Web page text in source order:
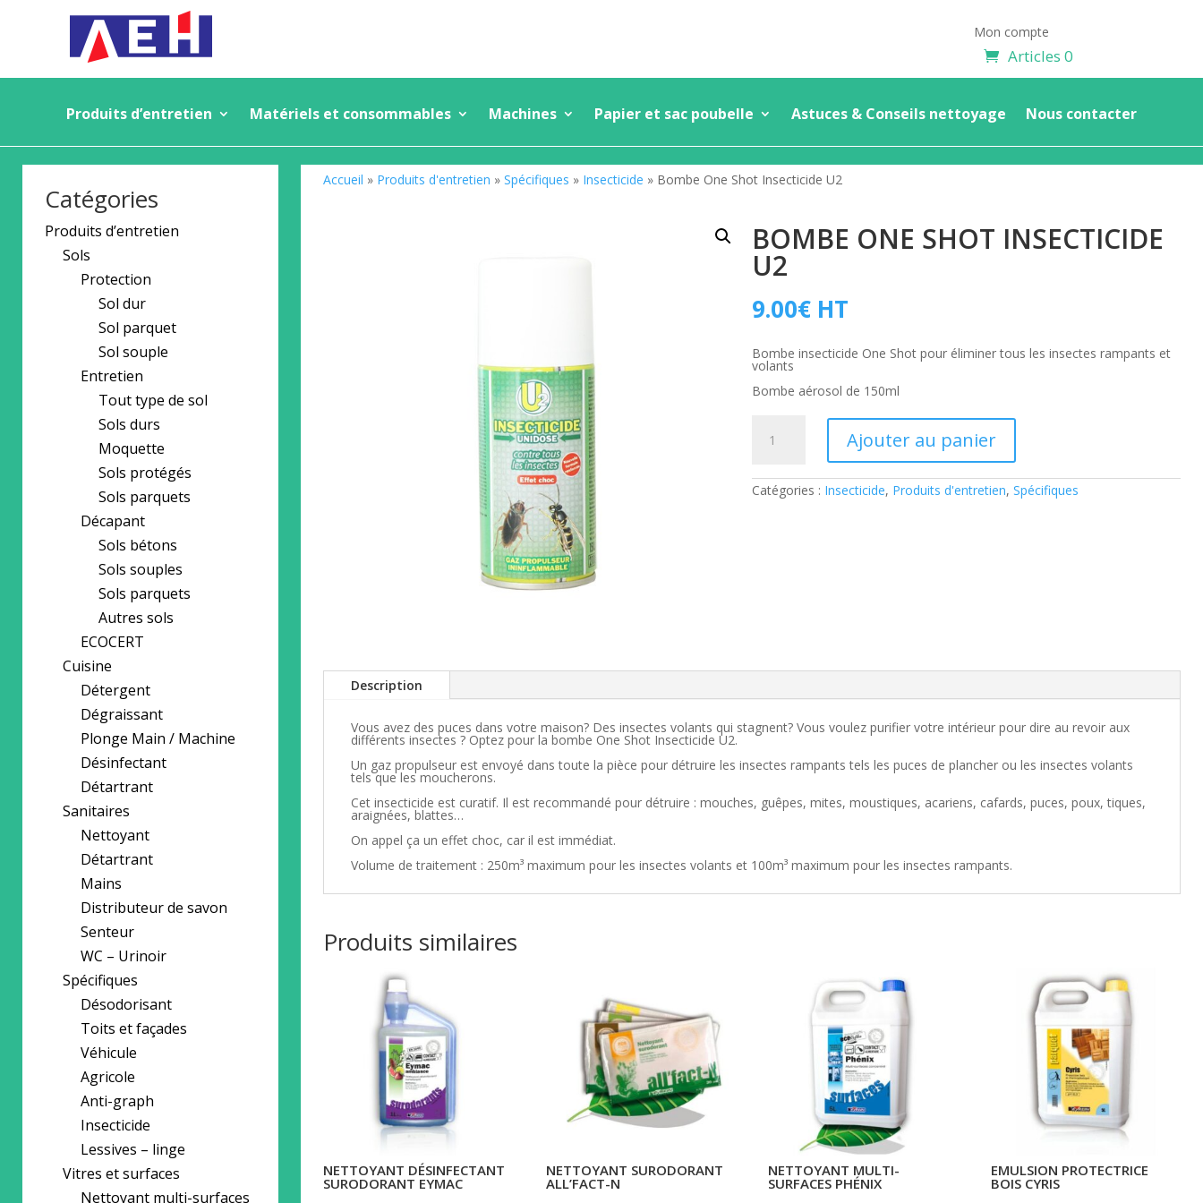
Mon compte
Articles 0
Produits d’entretien Matériels et consommables Machines Papier et sac poubelle Astuces & Conseils nettoyage Nous contacter
Catégories
Produits d’entretien
Sols
Protection
Sol dur
Sol parquet
Sol souple
Entretien
Tout type de sol
Sols durs
Moquette
Sols protégés
Sols parquets
Décapant
Sols bétons
Sols souples
Sols parquets
Autres sols
ECOCERT
Cuisine
Détergent
Dégraissant
Plonge Main / Machine
Désinfectant
Détartrant
Sanitaires
Nettoyant
Détartrant
Mains
Distributeur de savon
Senteur
WC – Urinoir
Spécifiques
Désodorisant
Toits et façades
Véhicule
Agricole
Anti-graph
Insecticide
Lessives – linge
Vitres et surfaces
Nettoyant multi-surfaces
Accueil » Produits d'entretien » Spécifiques » Insecticide » Bombe One Shot Insecticide U2
BOMBE ONE SHOT INSECTICIDE
U2
9.00€ HT
Bombe insecticide One Shot pour éliminer tous les insectes rampants et
volants
Bombe aérosol de 150ml
Bombe
Insecticide
U2
Ajouter au panier
Catégories : Insecticide, Produits d'entretien, Spécifiques
Description
Vous avez des puces dans votre maison? Des insectes volants qui stagnent? Vous voulez purifier votre intérieur pour dire au revoir aux
différents insectes ? Optez pour la bombe One Shot Insecticide U2.
Un gaz propulseur est envoyé dans toute la pièce pour détruire les insectes rampants tels les puces de plancher ou les insectes volants
tels que les moucherons.
Cet insecticide est curatif. Il est recommandé pour détruire : mouches, guêpes, mites, moustiques, acariens, cafards, puces, poux, tiques,
araignées, blattes…
On appel ça un effet choc, car il est immédiat.
Volume de traitement : 250m³ maximum pour les insectes volants et 100m³ maximum pour les insectes rampants.
Produits similaires
NETTOYANT DÉSINFECTANT
SURODORANT EYMAC
NETTOYANT SURODORANT
ALL’FACT-N
NETTOYANT MULTI-
SURFACES PHÉNIX
EMULSION PROTECTRICE
BOIS CYRIS